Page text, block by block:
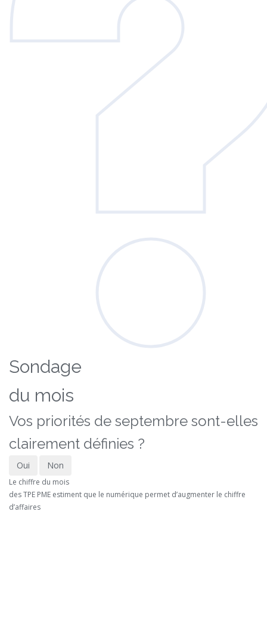
Sondage
du mois
Vos priorités de septembre sont-elles
clairement définies ?
Oui Non
Le chiffre du mois
des TPE PME estiment que le numérique permet d’augmenter le chiffre
d’affaires